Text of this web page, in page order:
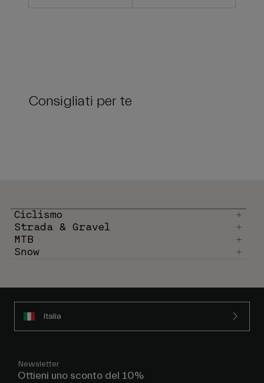
Consigliati per te
Ciclismo
Strada & Gravel
MTB
Snow
Italia
Newsletter
Ottieni uno sconto del 10%